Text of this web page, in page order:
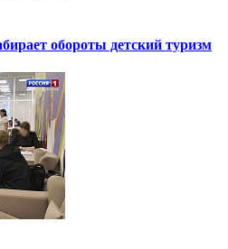
обороты детский туризм